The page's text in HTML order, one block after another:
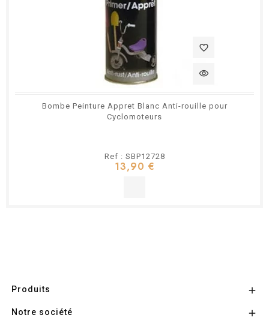
favorite_border
visibility
Bombe Peinture Appret Blanc Anti-rouille pour
Cyclomoteurs
Ref : SBP12728
13,90 €
Produits 
Notre société 